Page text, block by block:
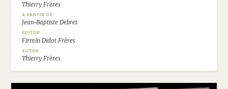
Thierry Frères
A PARTIR DE
Jean-Baptiste Debret
EDITOR
Firmin Didot Frères
AUTOR
Thierry Frères